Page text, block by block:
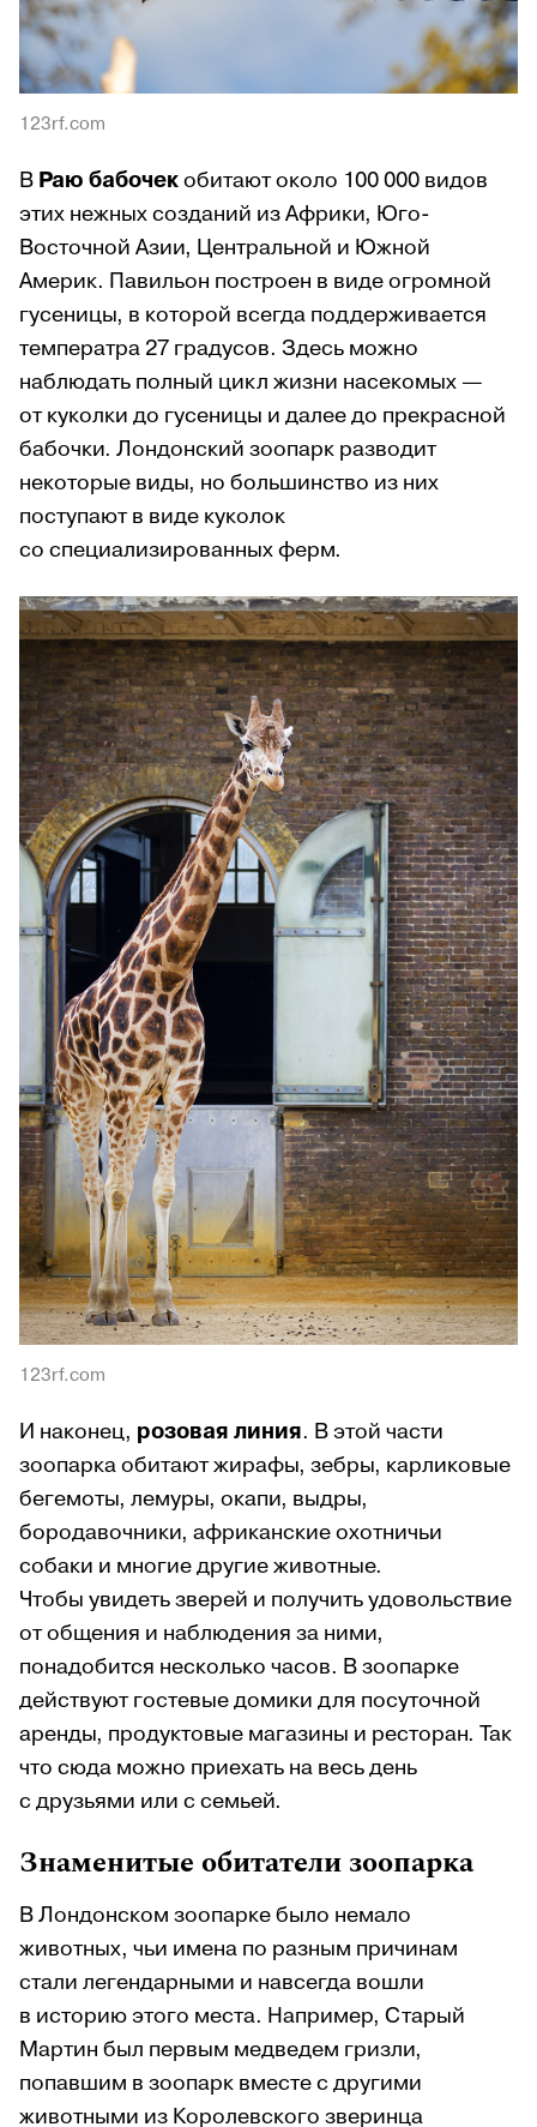
123rf.com
В Раю бабочекобитают около 100 000 видов
этих нежных созданий из Африки, Юго-
Восточной Азии, Центральной и Южной
Америк. Павильон построен в виде огромной
гусеницы, в которой всегда поддерживается
температра 27 градусов. Здесь можно
наблюдать полный цикл жизни насекомых —
от куколки до гусеницы и далее до прекрасной
бабочки. Лондонский зоопарк разводит
некоторые виды, но большинство из них
поступают в виде куколок
со специализированных ферм.
123rf.com
И наконец, розовая линия. В этой части
зоопарка обитают жирафы, зебры, карликовые
бегемоты, лемуры, окапи, выдры,
бородавочники, африканские охотничьи
собаки и многие другие животные.
Чтобы увидеть зверей и получить удовольствие
от общения и наблюдения за ними,
понадобится несколько часов. В зоопарке
действуют гостевые домики для посуточной
аренды, продуктовые магазины и ресторан. Так
что сюда можно приехать на весь день
с друзьями или с семьей.
Знаменитые обитатели зоопарка
В Лондонском зоопарке было немало
животных, чьи имена по разным причинам
стали легендарными и навсегда вошли
в историю этого места. Например, Старый
Мартин был первым медведем гризли,
попавшим в зоопарк вместе с другими
животными из Королевского зверинца